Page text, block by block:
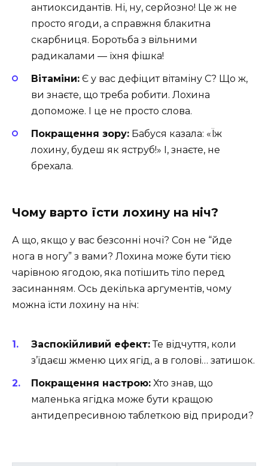
антиоксидантів. Ні, ну, серйозно! Це ж не
просто ягоди, а справжня блакитна
скарбниця. Боротьба з вільними
радикалами — їхня фішка!
Вітаміни: Є у вас дефіцит вітаміну С? Що ж,
ви знаєте, що треба робити. Лохина
допоможе. І це не просто слова.
Покращення зору: Бабуся казала: «Їж
лохину, будеш як яструб!» І, знаєте, не
брехала.
Чому варто їсти лохину на ніч?
А що, якщо у вас безсонні ночі? Сон не “йде
нога в ногу” з вами? Лохина може бути тією
чарівною ягодою, яка потішить тіло перед
засинанням. Ось декілька аргументів, чому
можна їсти лохину на ніч:
Заспокійливий ефект:Те відчуття, коли
з’їдаєш жменю цих ягід, а в голові… затишок.
Покращення настрою: Хто знав, що
маленька ягідка може бути кращою
антидепресивною таблеткою від природи?